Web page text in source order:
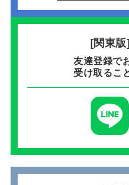
[関東
友達登録で
受け取るこ